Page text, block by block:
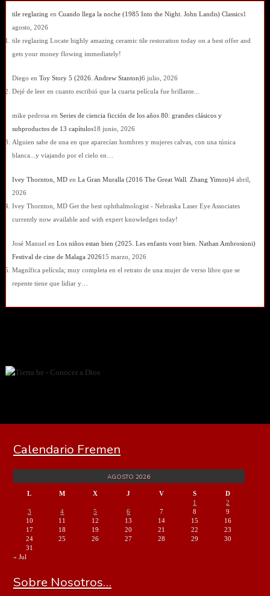
tile reglazing en Cuando llega la noche (1985 Into the Night. John Landis) Classics1
agosto, 2026
tile reglazing Locate highly amazing ceramic tile restoration today on a best offer and
gets your money flowing immediately!
Diego en Toy Story 5 (2026. Andrew Stanton)6 julio, 2026
Dejé de leer en cuanto escribió que la cuarta película fue brillante...
mike pedrosa en Series de ciencia ficción de los años 80: grandes clásicos y
subproductos de 13 capítulos18 junio, 2026
Alguien sabe de una en que aparecían hombres y mujeres calvas, con una túnica
blanca...y viajando por el cielo en…
Ivey Thornton, MDen La Gran Muralla (2016 The Great Wall. Zhang Yimou)4 abril,
2026
Ivey Thornton, MD Get the best ophthalmologist - Nebraska Laser Eye Associates
currently now available and with expert knowledges today!
José Manuel en Los niños estan bien (2025. Les enfants vont bien. Nathan Ambrosioni)
Festival de cine de Malaga 202615 marzo, 2026
Magnífica película; muy completa en el retrato de una mujer de verso libre que se
repente tiene que lidiar y…
Calendario Fremen
AGOSTO 2026
L M X J V S
D
1
2
3
4 5 6 7 8
9
10
11 12 13 14 15
16
17
18 19 20 21 22
23
24
25 26 27 28 29
30
31
« Jul
Sobre Nosotros…